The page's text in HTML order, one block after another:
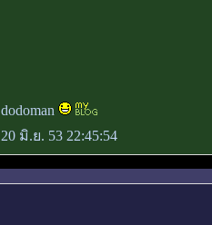
dodoman
20 มิ.ย. 53 22:45:54